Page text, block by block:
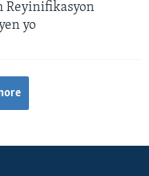
Reyinifikasyon
yo